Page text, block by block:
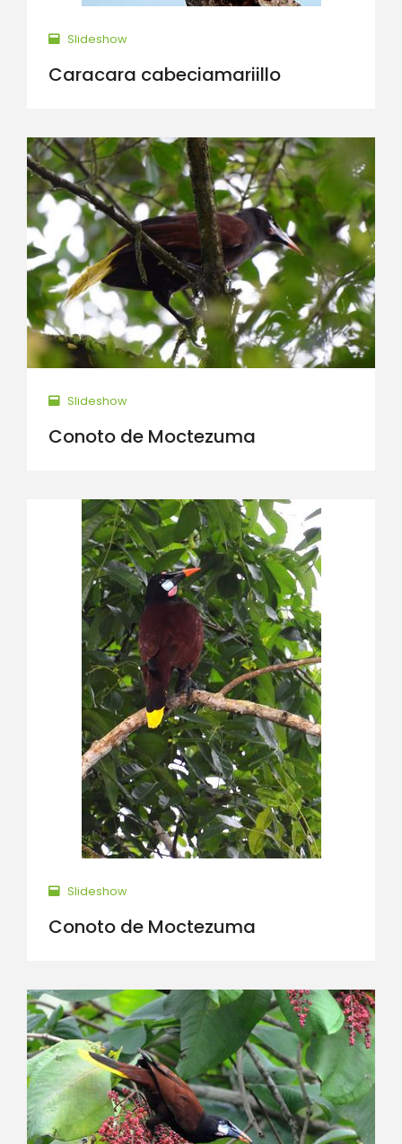
Slideshow
Caracara cabeciamariillo
Slideshow
Conoto de Moctezuma
Slideshow
Conoto de Moctezuma